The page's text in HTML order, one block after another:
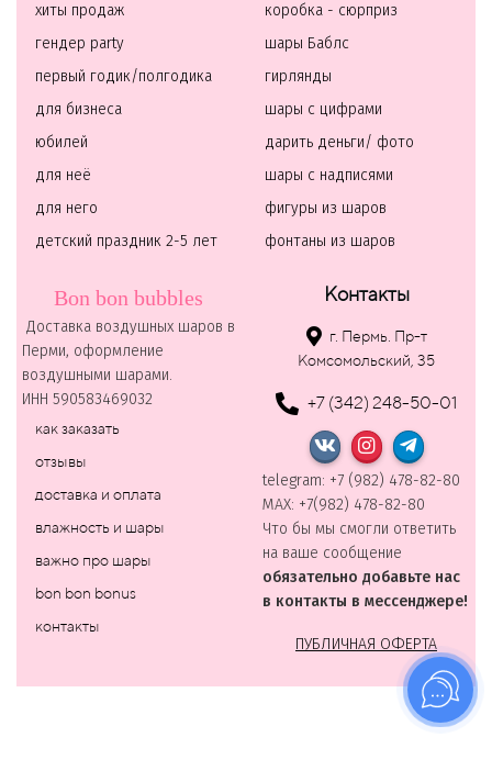
хиты продаж
гендер party
первый годик/полгодика
для бизнеса
юбилей
для неё
для него
детский праздник 2-5 лет
коробка - сюрприз
шары Баблс
гирлянды
шары с цифрами
дарить деньги/ фото
шары с надписями
фигуры из шаров
фонтаны из шаров
Bon bon bubbles
Доставка воздушных шаров в
Перми, оформление
воздушными шарами.
ИНН 590583469032
как заказать
отзывы
доставка и оплата
влажность и шары
важно про шары
bon bon bonus
контакты
Контакты
г. Пермь. Пр-т
Комсомольский, 35
+7 (342) 248-50-01
telegram: +7 (982) 478-82-80
MAХ: +7(982) 478-82-80
Что бы мы смогли ответить
на ваше сообщение
обязательно добавьте нас
в контакты в мессенджере!
ПУБЛИЧНАЯ ОФЕРТА